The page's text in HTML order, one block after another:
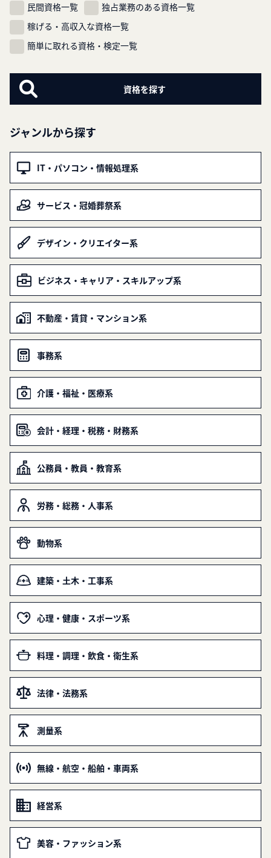
民間資格一覧
独占業務のある資格一覧
稼げる・高収入な資格一覧
簡単に取れる資格・検定一覧
ジャンルから探す
IT・パソコン・情報処理系
サービス・冠婚葬祭系
デザイン・クリエイター系
ビジネス・キャリア・スキルアップ系
不動産・賃貸・マンション系
事務系
介護・福祉・医療系
会計・経理・税務・財務系
公務員・教員・教育系
労務・総務・人事系
動物系
建築・土木・工事系
心理・健康・スポーツ系
料理・調理・飲食・衛生系
法律・法務系
測量系
無線・航空・船舶・車両系
経営系
美容・ファッション系